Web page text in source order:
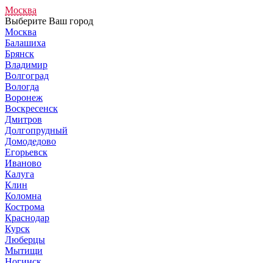
Москва
Выберите Ваш город
Москва
Балашиха
Брянск
Владимир
Волгоград
Вологда
Воронеж
Воскресенск
Дмитров
Долгопрудный
Домодедово
Егорьевск
Иваново
Калуга
Клин
Коломна
Кострома
Краснодар
Курск
Люберцы
Мытищи